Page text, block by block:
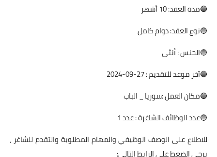
🔵مدة العقد: 10 أشهر
🔵نوع العقد: دوام كامل
🔵الجنس : أنثى
🔵آخر موعد للتقديم : 27-09-2024
🔵مكان العمل :سوريا _ الباب
🔵عدد الوظائف الشاغرة : عدد 1
للاطلاع على الوصف الوظيفي والمهام المطلوبة والتقدم للشاغر ،
يرجى الضغط على الرابط التالي: